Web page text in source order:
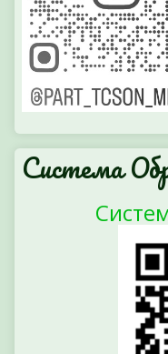
Система